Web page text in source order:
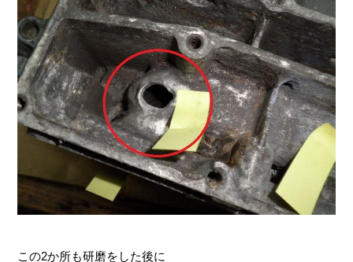
この2か所も研磨をした後に